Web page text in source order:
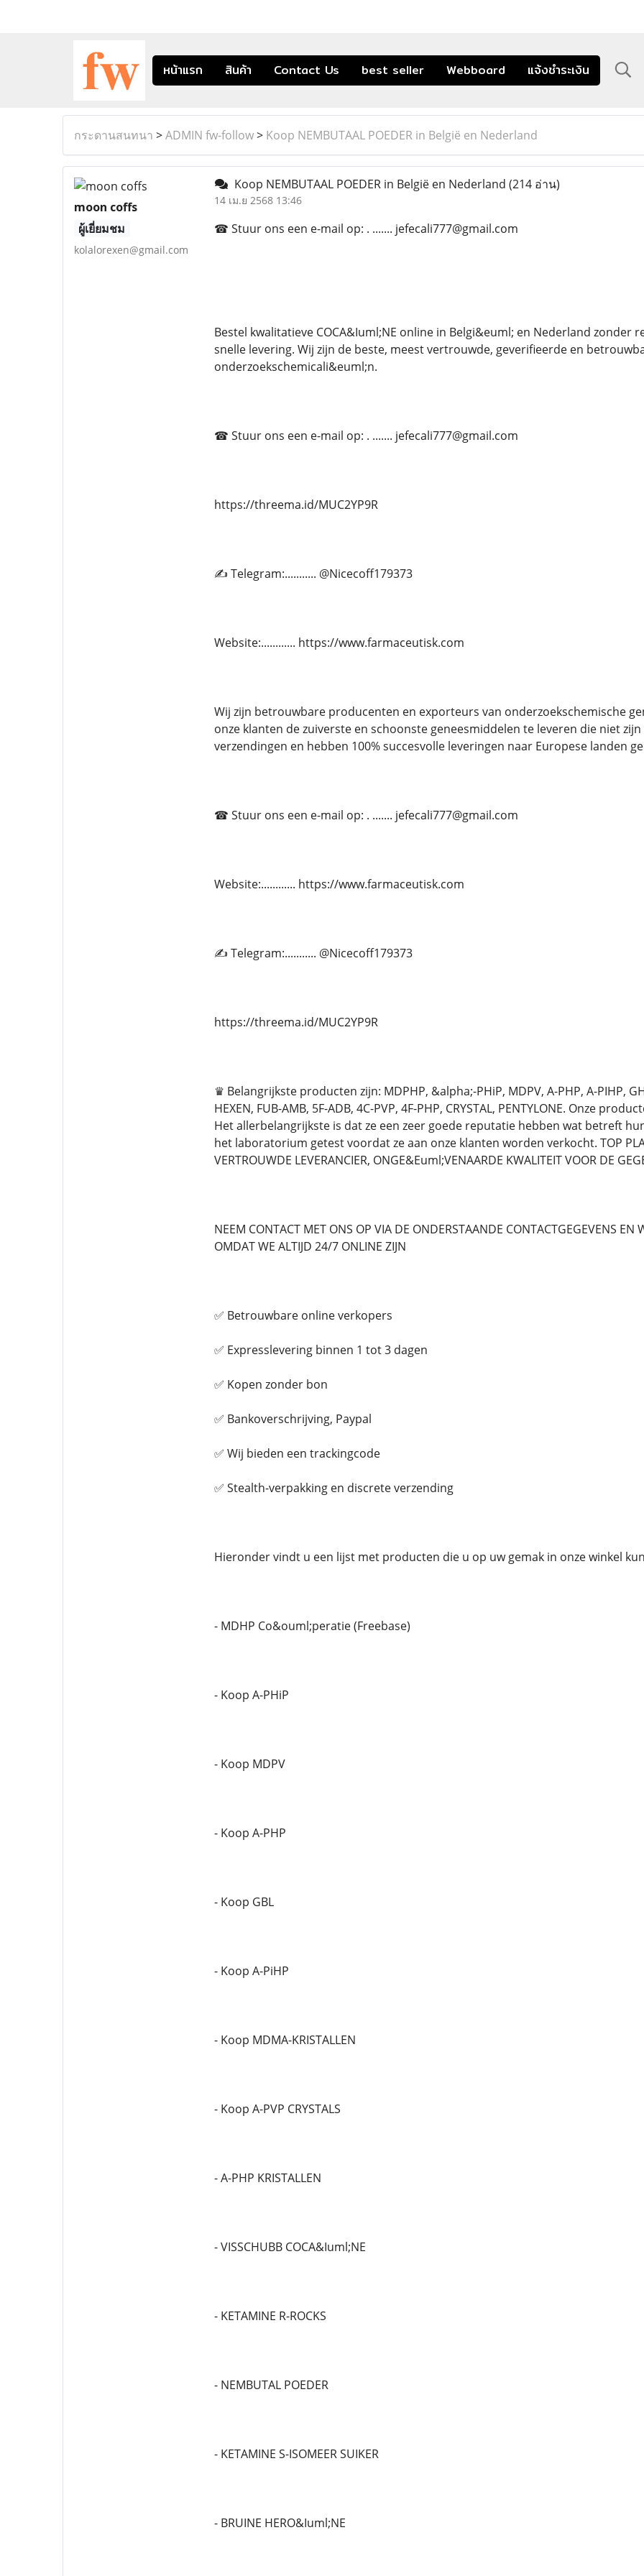
หน้าแรก สินค้า Contact Us best seller Webboard แจ้งชำระเงิน
กระดานสนทนา >ADMIN fw-follow> Koop NEMBUTAAL POEDER in België en Nederland
moon coffs
ผู้เยี่ยมชม
kolalorexen@gmail.com
Koop NEMBUTAAL POEDER in België en Nederland (214 อ่าน)
14 เม.ย 2568 13:46
☎ Stuur ons een e-mail op: . ....... jefecali777@gmail.com
Bestel kwalitatieve COCA&Iuml;NE online in Belgi&euml; en Nederland zonder
snelle levering. Wij zijn de beste, meest vertrouwde, geverifieerde en
onderzoekschemicali&euml;n.
☎ Stuur ons een e-mail op: . ....... jefecali777@gmail.com
https://threema.id/MUC2YP9R
✍ Telegram:........... @Nicecoff179373
Website:............ https://www.farmaceutisk.com
Wij zijn betrouwbare producenten en exporteurs van onderzoekschemische
onze klanten de zuiverste en schoonste geneesmiddelen te leveren die niet
verzendingen en hebben 100% succesvolle leveringen naar Europese landen
☎ Stuur ons een e-mail op: . ....... jefecali777@gmail.com
Website:............ https://www.farmaceutisk.com
✍ Telegram:........... @Nicecoff179373
https://threema.id/MUC2YP9R
♛ Belangrijkste producten zijn: MDPHP, &alpha;-PHiP, MDPV, A-PHP, A-PIHP,
HEXEN, FUB-AMB, 5F-ADB, 4C-PVP, 4F-PHP, CRYSTAL, PENTYLONE. Onze
Het allerbelangrijkste is dat ze een zeer goede reputatie hebben wat betreft
het laboratorium getest voordat ze aan onze klanten worden verkocht. TOP
VERTROUWDE LEVERANCIER, ONGE&Euml;VENAARDE KWALITEIT VOOR DE
NEEM CONTACT MET ONS OP VIA DE ONDERSTAANDE CONTACTGEGEVENS EN
OMDAT WE ALTIJD 24/7 ONLINE ZIJN
✅ Betrouwbare online verkopers
✅ Expresslevering binnen 1 tot 3 dagen
✅ Kopen zonder bon
✅ Bankoverschrijving, Paypal
✅ Wij bieden een trackingcode
✅ Stealth-verpakking en discrete verzending
Hieronder vindt u een lijst met producten die u op uw gemak in onze winkel
- MDHP Co&ouml;peratie (Freebase)
- Koop A-PHiP
- Koop MDPV
- Koop A-PHP
- Koop GBL
- Koop A-PiHP
- Koop MDMA-KRISTALLEN
- Koop A-PVP CRYSTALS
- A-PHP KRISTALLEN
- VISSCHUBB COCA&Iuml;NE
- KETAMINE R-ROCKS
- NEMBUTAL POEDER
- KETAMINE S-ISOMEER SUIKER
- BRUINE HERO&Iuml;NE